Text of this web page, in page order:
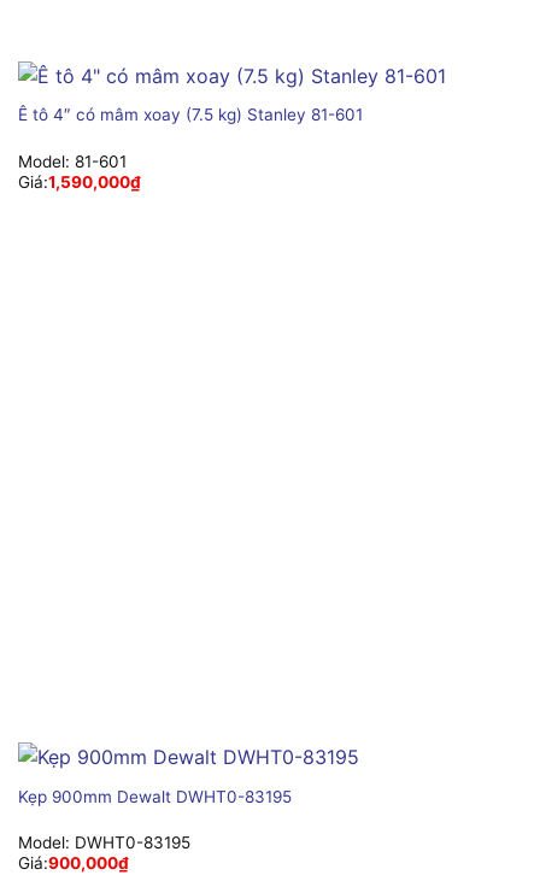
Ê tô 4″ có mâm xoay (7.5 kg) Stanley 81-601
Model: 81-601
Giá:1,590,000₫
Kẹp 900mm Dewalt DWHT0-83195
Model: DWHT0-83195
Giá:900,000₫